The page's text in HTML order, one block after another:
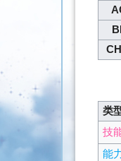
类
技
能